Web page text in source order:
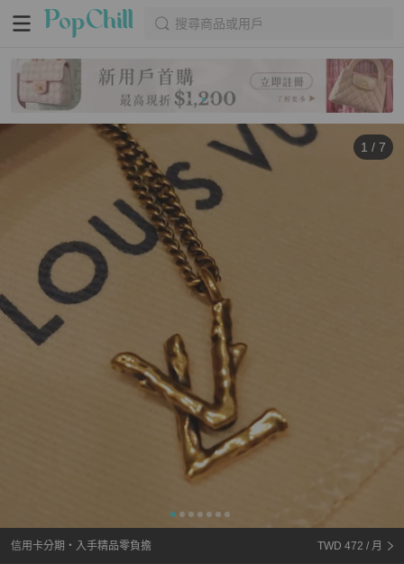
搜尋商品或用戶
1 / 7
信用卡分期・入手精品零負擔 TWD 472 / 月